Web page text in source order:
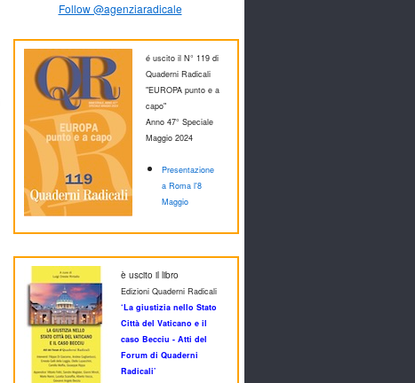
Follow @agenziaradicale
é uscito il N° 119 di
Quaderni Radicali
"EUROPA punto e a
capo"
Anno 47° Speciale
Maggio 2024
Presentazione
a Roma l'8
Maggio
è uscito il libro
Edizioni Quaderni Radicali
‘La giustizia nello Stato
Città del Vaticano e il
caso Becciu - Atti del
Forum di Quaderni
Radicali’